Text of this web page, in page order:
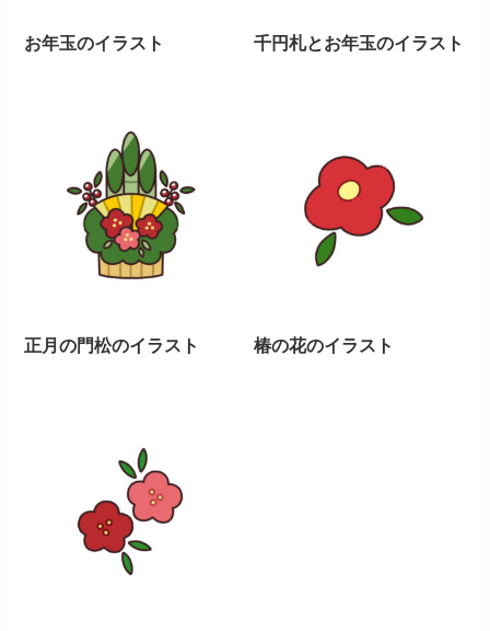
お年玉のイラスト 千円札とお年玉のイラスト
正月の門松のイラスト 椿の花のイラスト